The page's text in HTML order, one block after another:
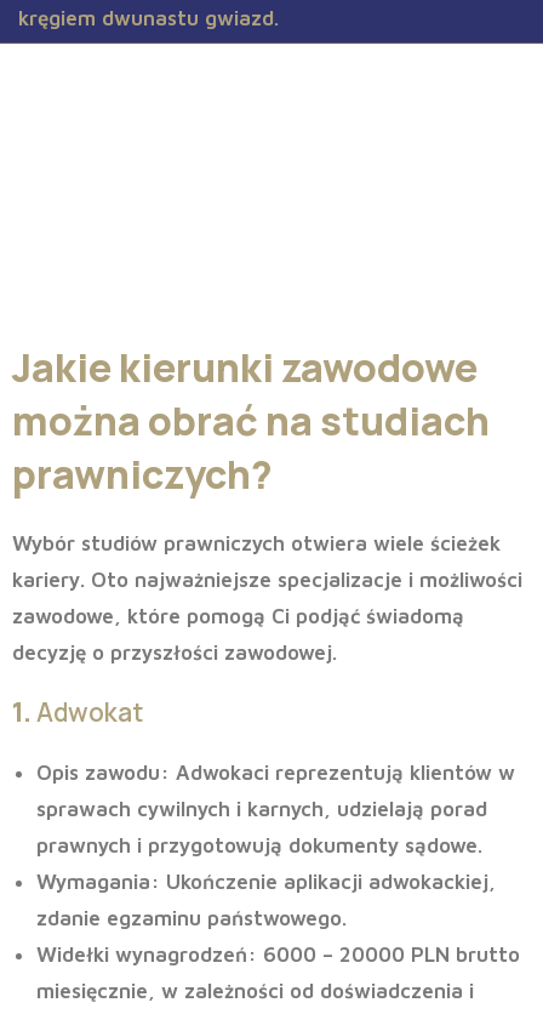
Jakie kierunki zawodowe
można obrać na studiach
prawniczych?
Wybór studiów prawniczych otwiera wiele ścieżek
kariery. Oto najważniejsze specjalizacje i możliwości
zawodowe, które pomogą Ci podjąć świadomą
decyzję o przyszłości zawodowej.
1. Adwokat
Opis zawodu : Adwokaci reprezentują klientów w
sprawach cywilnych i karnych, udzielają porad
prawnych i przygotowują dokumenty sądowe.
Wymagania : Ukończenie aplikacji adwokackiej,
zdanie egzaminu państwowego.
Widełki wynagrodzeń : 6000 – 20000 PLN brutto
miesięcznie, w zależności od doświadczenia i